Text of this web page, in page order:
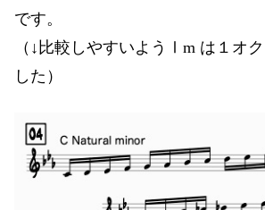
です。
（↓比較しやすいようⅠm は１オ
した）